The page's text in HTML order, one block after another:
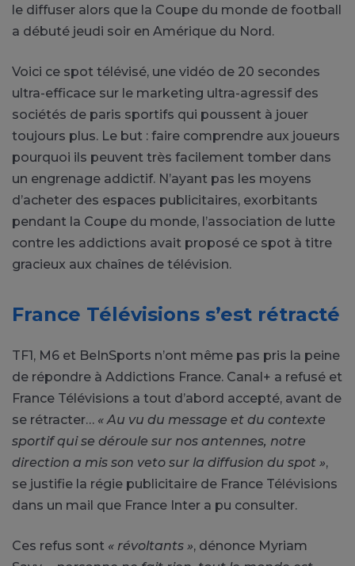
le diffuser alors que la Coupe du monde de football
a débuté jeudi soir en Amérique du Nord.
Voici ce spot télévisé, une vidéo de 20 secondes
ultra-efficace sur le marketing ultra-agressif des
sociétés de paris sportifs qui poussent à jouer
toujours plus. Le but : faire comprendre aux joueurs
pourquoi ils peuvent très facilement tomber dans
un engrenage addictif. N’ayant pas les moyens
d’acheter des espaces publicitaires, exorbitants
pendant la Coupe du monde, l’association de lutte
contre les addictions avait proposé ce spot à titre
gracieux aux chaînes de télévision.
France Télévisions s’est rétracté
TF1, M6 et BeInSports n’ont même pas pris la peine
de répondre à Addictions France. Canal+ a refusé et
France Télévisions a tout d’abord accepté, avant de
se rétracter… « Au vu du message et du contexte
sportif qui se déroule sur nos antennes, notre
direction a mis son veto sur la diffusion du spot »,
se justifie la régie publicitaire de France Télévisions
dans un mail que France Inter a pu consulter.
Ces refus sont « révoltants », dénonce Myriam